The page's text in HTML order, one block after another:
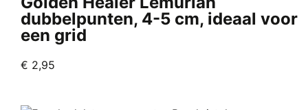
dubbelpunten, 4-5 cm, ideaal voor
een grid
€ 2,95